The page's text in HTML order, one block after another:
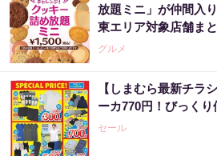
放題ミニ」が仲間入
東エリア対象店舗まと
グルメ
【しまむら最新チラ
ーカ770円！びっくり
セール